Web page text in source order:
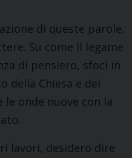
di queste parole.
Su come il legame
di pensiero, sfoci in
della Chiesa e del
onde nuove con la
lavori, desidero dire